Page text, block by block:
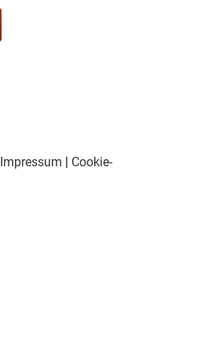
Impressum | Cookie-